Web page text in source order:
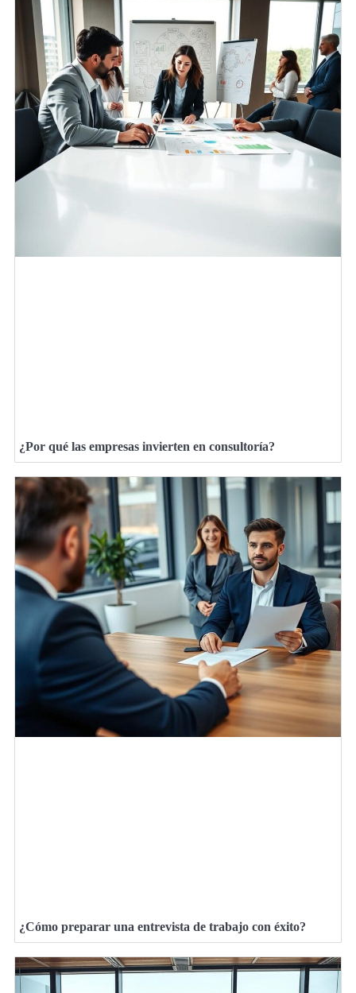
¿Por qué las empresas invierten en consultoría?
¿Cómo preparar una entrevista de trabajo con éxito?